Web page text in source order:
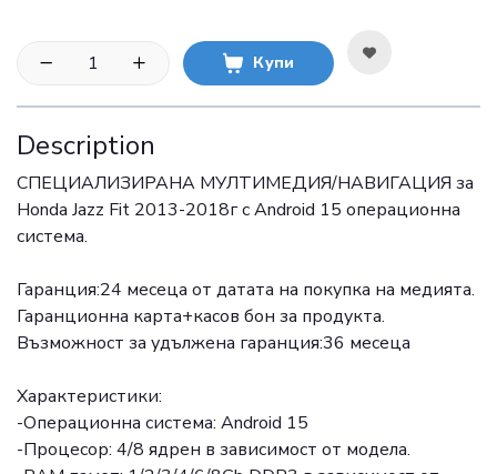
Купи
Description
СПЕЦИАЛИЗИРАНА МУЛТИМЕДИЯ/НАВИГАЦИЯ за
Honda Jazz Fit 2013-2018г с Android 15 операционна
система.
Гаранция:24 месеца от датата на покупка на медията.
Гаранционна карта+касов бон за продукта.
Възможност за удължена гаранция:36 месеца
Характеристики:
-Операционна система: Android 15
-Процесор: 4/8 ядрен в зависимост от модела.